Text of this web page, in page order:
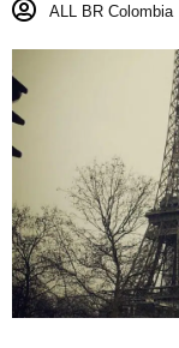
ALL BR Colombia